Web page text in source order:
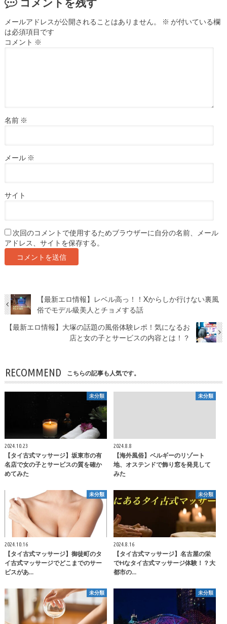
メールアドレスが公開されることはありません。 ※ が付いている欄
は必須項目です
コメント ※
名前 ※
メール ※
サイト
次回のコメントで使用するためブラウザーに自分の名前、メール
アドレス、サイトを保存する。
【最新エロ情報】レベル高っ！！Xからしか行けない裏風
俗でモデル級美人とチョメする話
【最新エロ情報】大塚の話題の風俗体験レポ！気になるお
店と女の子とサービスの内容とは！？
RECOMMEND こちらの記事も人気です。
未分類
2024.10.23
【タイ古式マッサージ】坂東市の有
名店で女の子とサービスの質を確か
めてみた
未分類
2024.8.8
【海外風俗】ベルギーのリゾート
地、オステンドで飾り窓を発見して
みた
未分類
2024.10.16
【タイ古式マッサージ】御徒町のタ
イ古式マッサージでどこまでのサー
ビスがあ…
未分類
2024.8.16
【タイ古式マッサージ】名古屋の栄
でHなタイ古式マッサージ体験！？大
都市の…
未分類 未分類